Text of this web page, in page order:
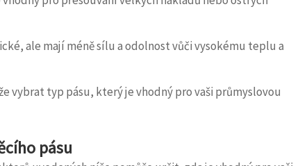
ale mají méně sílu a odolnost vůči vysokému teplu a
vybrat typ pásu, který je vhodný pro vaši průmyslovou
pásu